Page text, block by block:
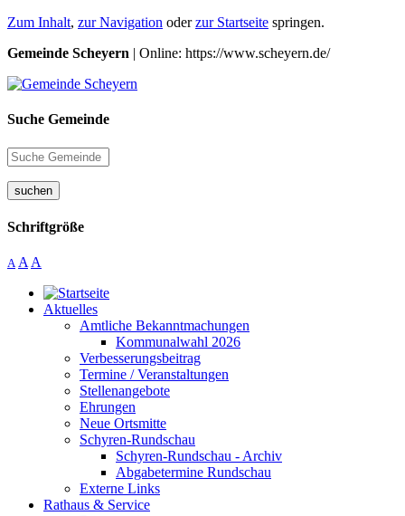
Zum Inhalt, zur Navigation oderzur Startseite springen.
Gemeinde Scheyern | Online: https://www.scheyern.de/
Suche Gemeinde
suchen
Schriftgröße
A A A
Aktuelles
Amtliche Bekanntmachungen
Kommunalwahl 2026
Verbesserungsbeitrag
Termine / Veranstaltungen
Stellenangebote
Ehrungen
Neue Ortsmitte
Schyren-Rundschau
Schyren-Rundschau - Archiv
Abgabetermine Rundschau
Externe Links
Rathaus & Service